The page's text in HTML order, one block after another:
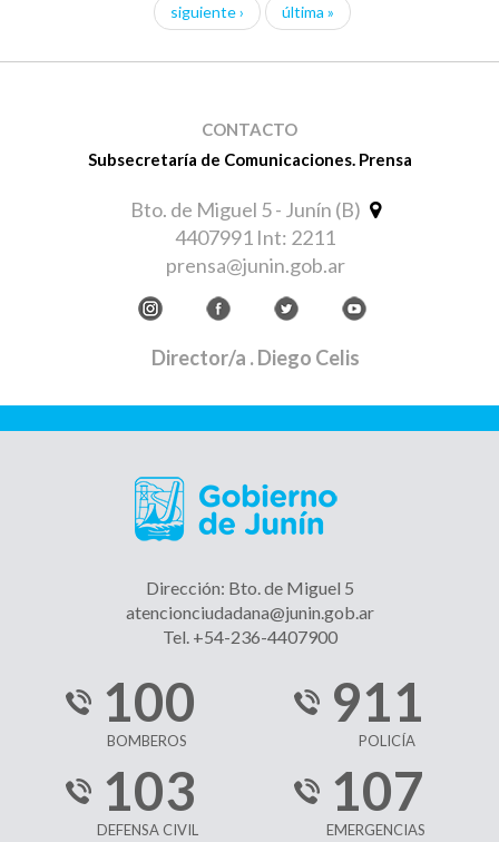
siguiente ›
última »
CONTACTO
Subsecretaría de Comunicaciones. Prensa
Bto. de Miguel 5 - Junín (B)
4407991 Int: 2211
prensa@junin.gob.ar
Director/a . Diego Celis
Dirección: Bto. de Miguel 5
atencionciudadana@junin.gob.ar
Tel. +54-236-4407900
100
BOMBEROS
911
POLICÍA
103
DEFENSA CIVIL
107
EMERGENCIAS